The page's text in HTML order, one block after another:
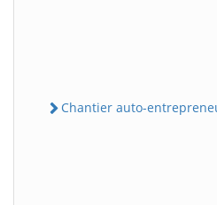
Chantier auto-